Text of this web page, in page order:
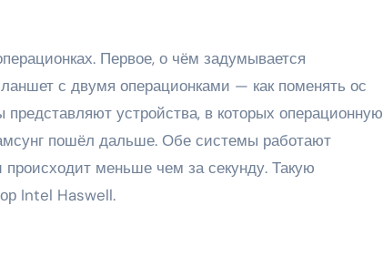
Первое, о чём задумывается
с двумя операционками — как поменять ос
представляют устройства, в которых операционную
пошёл дальше. Обе системы работают
меньше чем за секунду. Такую
Intel Haswell.